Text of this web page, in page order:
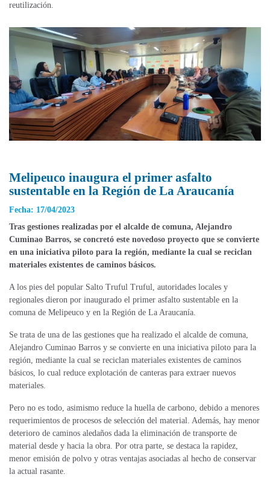
reutilización.
Melipeuco inaugura el primer asfalto
sustentable en la Región de La Araucanía
Fecha: 17/04/2023
Tras gestiones realizadas por el alcalde de comuna, Alejandro
Cuminao Barros, se concretó este novedoso proyecto que se convierte
en una iniciativa piloto para la región, mediante la cual se reciclan
materiales existentes de caminos básicos.
A los pies del popular Salto Truful Truful, autoridades locales y
regionales dieron por inaugurado el primer asfalto sustentable en la
comuna de Melipeuco y en la Región de La Araucanía.
Se trata de una de las gestiones que ha realizado el alcalde de comuna,
Alejandro Cuminao Barros y se convierte en una iniciativa piloto para la
región, mediante la cual se reciclan materiales existentes de caminos
básicos, lo cual reduce explotación de canteras para extraer nuevos
materiales.
Pero no es todo, asimismo reduce la huella de carbono, debido a menores
requerimientos de procesos de selección del material. Además, hay menor
deterioro de caminos aledaños dada la eliminación de transporte de
material desde y hacia la obra. Por otra parte, se destaca la rapidez,
menor emisión de polvo y otras ventajas asociadas al hecho de conservar
la actual rasante.